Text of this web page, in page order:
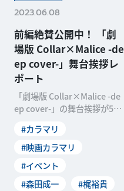
2023.06.08
前編絶賛公開中！ 「劇
場版 Collar×Malice -de
ep cover-」舞台挨拶レ
ポート
「劇場版 Collar×Malice -de
ep cover-」の舞台挨拶が5月
て開催されました。会場には
柳愛時役・森田成一さん、岡
役・浪川大輔さん、白石景之
役・木村良平さん...
#カラマリ
#映画カラマリ
#イベント
#森田成一
#梶裕貴